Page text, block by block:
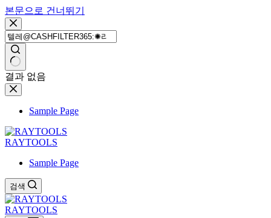
본문으로 건너뛰기
결과 없음
Sample Page
RAYTOOLS
Sample Page
검색
RAYTOOLS